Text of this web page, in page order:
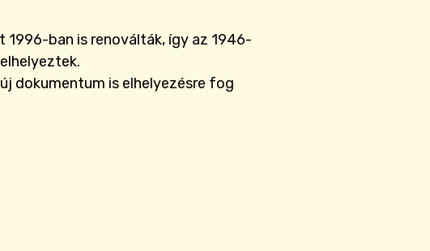
1996-ban is renoválták, így az 1946-
dokumentum is elhelyezésre fog